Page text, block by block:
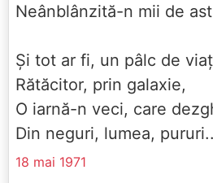
Neânblânzită-n mii de
Și tot ar fi, un pâlc de
Rătăcitor, prin galaxie,
O iarnă-n veci, care
Din neguri, lumea,
18 mai 1971